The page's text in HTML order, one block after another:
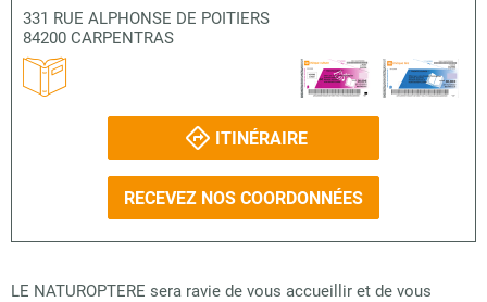
331 RUE ALPHONSE DE POITIERS
84200 CARPENTRAS
ITINÉRAIRE
RECEVEZ NOS COORDONNÉES
LE NATUROPTERE sera ravie de vous accueillir et de vous